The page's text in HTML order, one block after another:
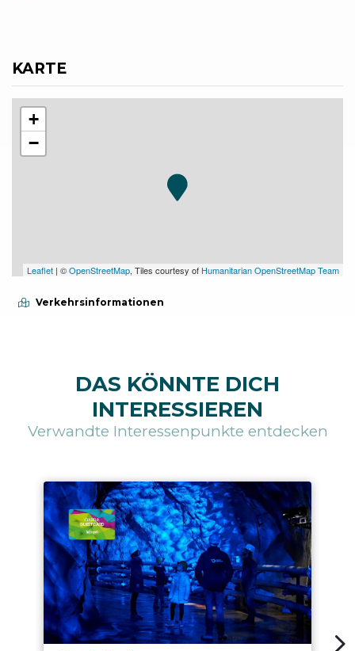
KARTE
+
−
Leaflet | ©OpenStreetMap, Tiles courtesy of Humanitarian OpenStreetMap Team
Verkehrsinformationen
DAS KÖNNTE DICH
INTERESSIEREN
Verwandte Interessenpunkte entdecken